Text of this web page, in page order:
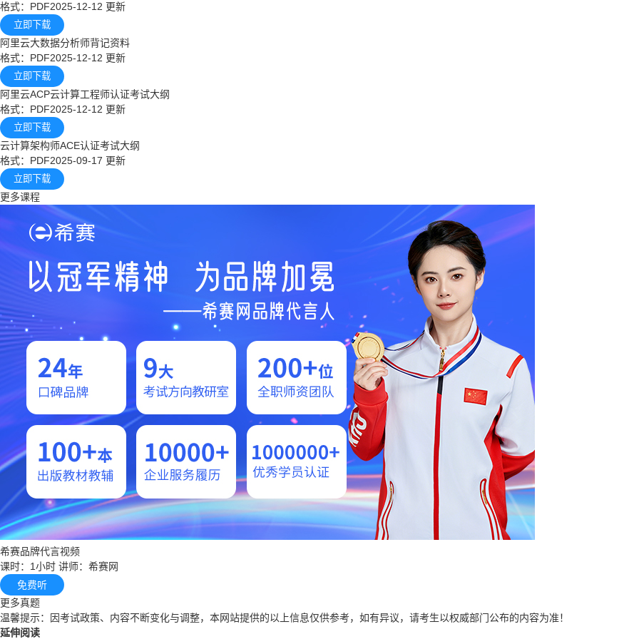
格式：PDF2025-12-12 更新
立即下载
阿里云大数据分析师背记资料
格式：PDF2025-12-12 更新
立即下载
阿里云ACP云计算工程师认证考试大纲
格式：PDF2025-12-12 更新
立即下载
云计算架构师ACE认证考试大纲
格式：PDF2025-09-17 更新
立即下载
更多课程
希赛品牌代言视频
课时：1小时 讲师：希赛网
免费听
更多真题
温馨提示：因考试政策、内容不断变化与调整，本网站提供的以上信息仅供参考，如有异议，请考生以权威部门公布的内容为准！
延伸阅读